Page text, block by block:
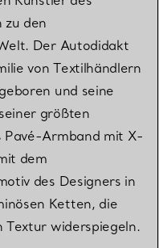
zu den
Der Autodidakt
von Textilhändlern
und seine
größten
Pavé-Armband mit X-
dem
des Designers in
Ketten, die
Textur widerspiegeln.